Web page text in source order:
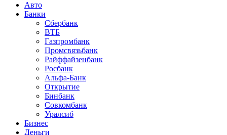
Авто
Банки
Сбербанк
ВТБ
Газпромбанк
Промсвязьбанк
Райффайзенбанк
Росбанк
Альфа-Банк
Открытие
Бинбанк
Совкомбанк
Уралсиб
Бизнес
Деньги